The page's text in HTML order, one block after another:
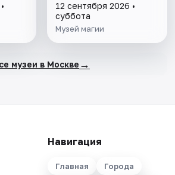
12 сентября 2026 •
суббота
Музей магии
музеи в Москве →
Навигация
Главная
Города